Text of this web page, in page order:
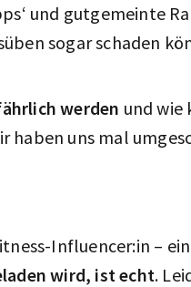
und gutgemeinte
sogar schaden
werden und wie
haben uns mal
Influencer:in –
wird, ist echt.